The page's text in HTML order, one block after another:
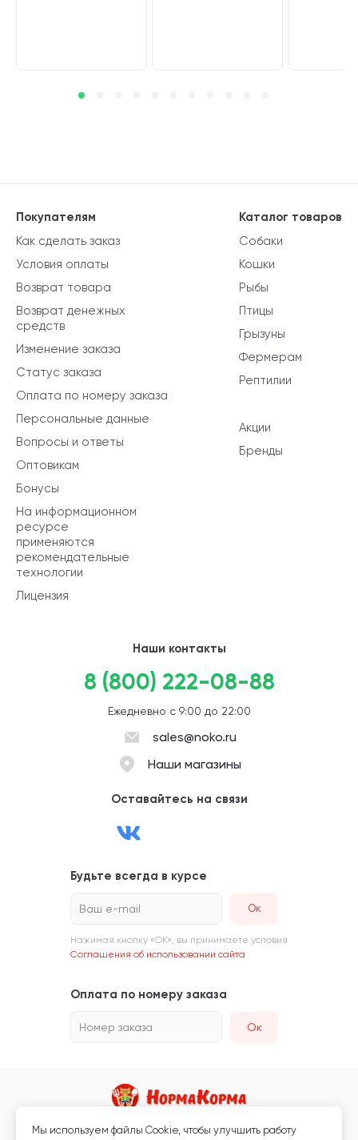
Каталог товаров
Собаки
Кошки
Рыбы
Птицы
Грызуны
Фермерам
Рептилии
Акции
Бренды
Покупателям
Как сделать заказ
Условия оплаты
Возврат товара
Возврат денежных
средств
Изменение заказа
Статус заказа
Оплата по номеру заказа
Персональные данные
Вопросы и ответы
Оптовикам
Бонусы
На информационном
ресурсе
применяются
рекомендательные
технологии
Лицензия
Наши контакты
8 (800) 222-08-88
Ежедневно с 9:00 до 22:00
sales@noko.ru
Наши магазины
Оставайтесь на связи
Будьте всегда в курсе
Ваш e-mail
Нажимая кнопку «ОК», вы принимаете условия
Соглашения об использовании сайта
Оплата по номеру заказа
Номер заказа Ок
Магазин кормов для животных и ветаптека
Мы используем файлы Сookie, чтобы улучшить работу